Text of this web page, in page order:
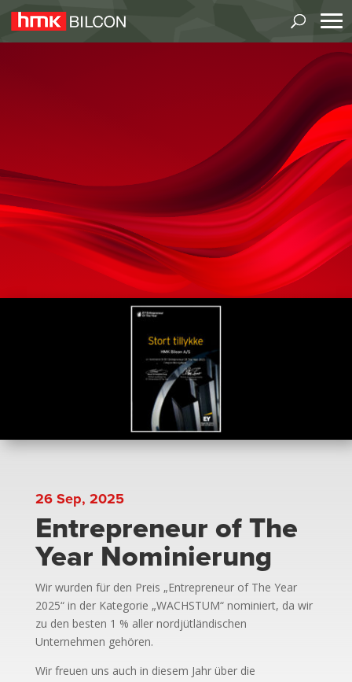
26 Sep, 2025
Entrepreneur of The
Year Nominierung
Wir wurden für den Preis „Entrepreneur of The Year
2025“ in der Kategorie „WACHSTUM“ nominiert, da wir
zu den besten 1 % aller nordjütländischen
Unternehmen gehören.
Wir freuen uns auch in diesem Jahr über die